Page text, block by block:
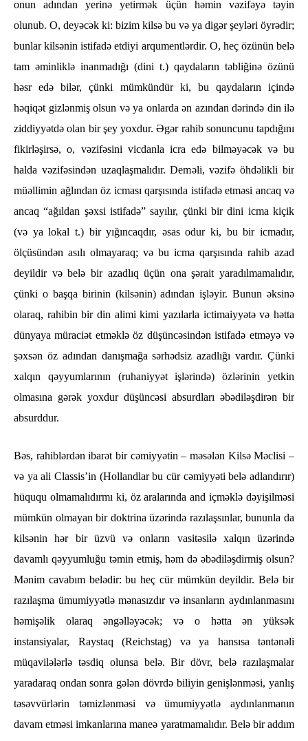
onun adından yerinə yetirmək üçün həmin vəzifəyə təyin
olunub. O, deyəcək ki: bizim kilsə bu və ya digər şeyləri öyrədir;
bunlar kilsənin istifadə etdiyi arqumentlərdir. O, heç özünün belə
tam əminliklə inanmadığı (dini t.) qaydaların təbliğinə özünü
həsr edə bilər, çünki mümkündür ki, bu qaydaların içində
həqiqət gizlənmiş olsun və ya onlarda ən azından dərində din ilə
ziddiyyətdə olan bir şey yoxdur. Əgər rahib sonuncunu tapdığını
fikirləşirsə, o, vəzifəsini vicdanla icra edə bilməyəcək və bu
halda vəzifəsindən uzaqlaşmalıdır. Deməli, vəzifə öhdəlikli bir
müəllimin ağlından öz icması qarşısında istifadə etməsi ancaq və
ancaq “ağıldan şəxsi istifadə” sayılır, çünki bir dini icma kiçik
(və ya lokal t.) bir yığıncaqdır, əsas odur ki, bu bir icmadır,
ölçüsündən asılı olmayaraq; və bu icma qarşısında rahib azad
deyildir və belə bir azadlıq üçün ona şərait yaradılmamalıdır,
çünki o başqa birinin (kilsənin) adından işləyir. Bunun əksinə
olaraq, rahibin bir din alimi kimi yazılarla ictimaiyyətə və hətta
dünyaya müraciət etməklə öz düşüncəsindən istifadə etməyə və
şəxsən öz adından danışmağa sərhədsiz azadlığı vardır. Çünki
xalqın qəyyumlarının (ruhaniyyət işlərində) özlərinin yetkin
olmasına gərək yoxdur düşüncəsi absurdları əbədiləşdirən bir
absurddur.
Bəs, rahiblərdən ibarət bir cəmiyyətin – məsələn Kilsə Məclisi –
və ya ali Classis’in (Hollandlar bu cür cəmiyyəti belə adlandırır)
hüququ olmamalıdırmı ki, öz aralarında and içməklə dəyişilməsi
mümkün olmayan bir doktrina üzərində razılaşsınlar, bununla da
kilsənin hər bir üzvü və onların vasitəsilə xalqın üzərində
davamlı qəyyumluğu təmin etmiş, həm də əbədiləşdirmiş olsun?
Mənim cavabım belədir: bu heç cür mümkün deyildir. Belə bir
razılaşma ümumiyyətlə mənasızdır və insanların aydınlanmasını
həmişəlik olaraq əngəlləyəcək; və o hətta ən yüksək
instansiyalar, Raystaq (Reichstag) və ya hansısa təntənəli
müqavilələrlə təsdiq olunsa belə. Bir dövr, belə razılaşmalar
yaradaraq ondan sonra gələn dövrdə biliyin genişlənməsi, yanlış
təsəvvürlərin təmizlənməsi və ümumiyyətlə aydınlanmanın
davam etməsi imkanlarına maneə yaratmamalıdır. Belə bir addım